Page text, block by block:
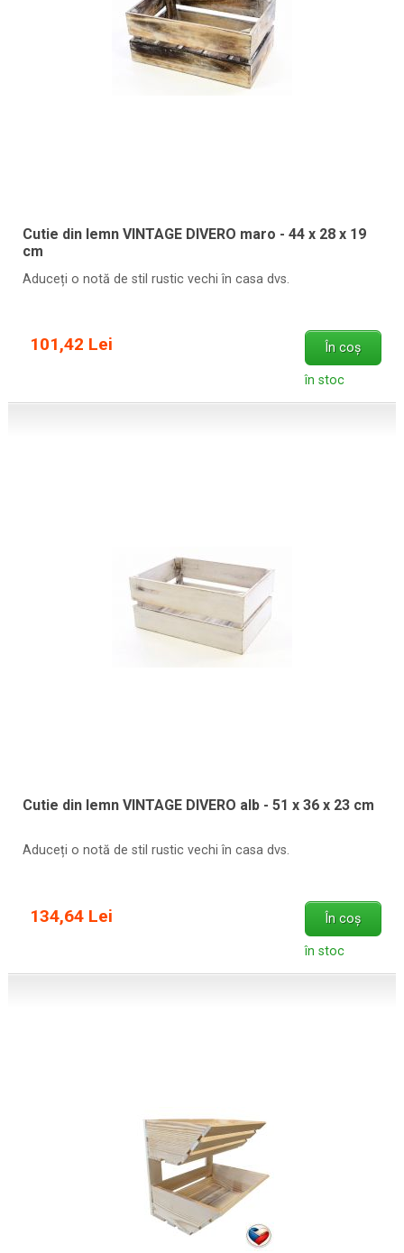
Cutie din lemn VINTAGE DIVERO maro - 44 x 28 x 19
cm
Aduceți o notă de stil rustic vechi în casa dvs.
101,42 Lei În coș
în stoc
Cutie din lemn VINTAGE DIVERO alb - 51 x 36 x 23 cm
Aduceți o notă de stil rustic vechi în casa dvs.
134,64 Lei În coș
în stoc